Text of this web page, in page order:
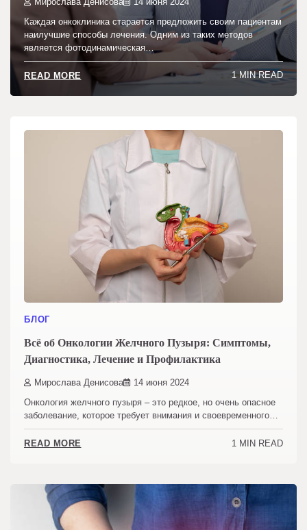
Мирослава Денисова 14 июня 2024
Каждая онкоклиника старается предложить своим пациентам
наилучшие способы лечения. Одним из таких методов
является фотодинамическая…
READ MORE 1 MIN READ
БЛОГ
Всё об Онкологии Желчного Пузыря: Симптомы,
Диагностика, Лечение и Профилактика
Мирослава Денисова 14 июня 2024
Онкология желчного пузыря – это редкое, но очень опасное
заболевание, которое требует внимания и своевременного…
READ MORE 1 MIN READ